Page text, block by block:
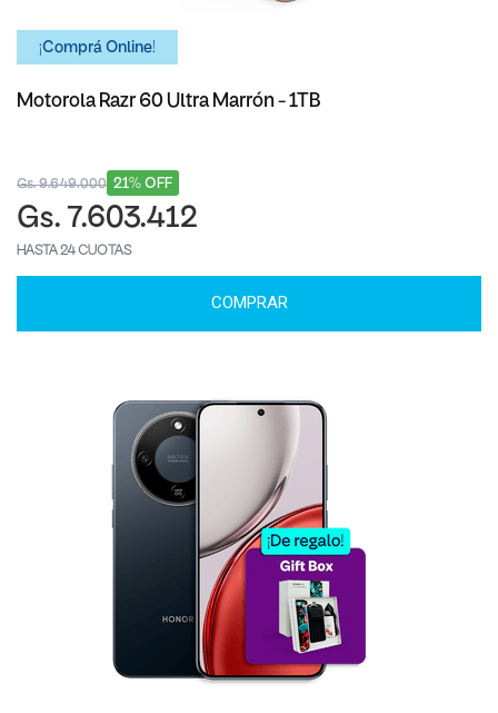
¡Comprá Online!
Motorola Razr 60 Ultra Marrón - 1TB
21% OFF
Gs. 9.649.000
Gs. 7.603.412
HASTA 24 CUOTAS
COMPRAR